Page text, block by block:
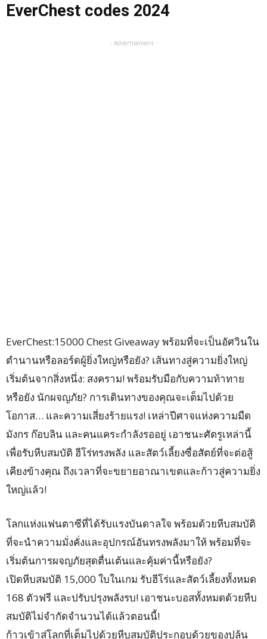
EverChest codes 2024
- Advertisement -
EverChest:15000 Chest Giveaway พร้อมที่จะเป็นอัศวินใน
ตำนานหรือลอร์ดผู้ยิ่งใหญ่หรือยัง? เส้นทางสู่ความยิ่งใหญ่
เริ่มต้นจากสิ่งหนึ่ง: สงคราม! พร้อมรับมือกับความท้าทาย
หรือยัง นักผจญภัย? การเดินทางของคุณจะเต็มไปด้วย
โอกาส… และความเสี่ยงร้ายแรง! เหล่าปีศาจแห่งความมืด
มังกร ก๊อบลิน และคนแคระกำลังรออยู่ เอาชนะศัตรูเหล่านี้
เพื่อรับหีบสมบัติ ฮีโร่ทรงพลัง และสัตว์เลี้ยงซื่อสัตย์ที่จะต่อสู้
เคียงข้างคุณ ถึงเวลาที่จะขยายอาณาเขตและก้าวสู่ความยิ่ง
ใหญ่แล้ว!
โลกแห่งแฟนตาซีที่ได้รับแรงบันดาลใจ พร้อมด้วยหีบสมบัติ
ที่จะนำความมั่งคั่งและอุปกรณ์อันทรงพลังมาให้ พร้อมที่จะ
เริ่มต้นการผจญภัยสุดตื่นเต้นและคุ้มค่านี้หรือยัง?
เปิดหีบสมบัติ 15,000 ใบในเกม รับฮีโร่และสัตว์เลี้ยงทั้งหมด
168 ตัวฟรี และปรับปรุงพลังรบ! เอาชนะบอสทั้งหมดด้วยหีบ
สมบัติไม่จำกัดจำนวนได้แล้วตอนนี้!
ก้าวเข้าสู่โลกที่เต็มไปด้วยหีบสมบัติประกอบด้วยของปล้น